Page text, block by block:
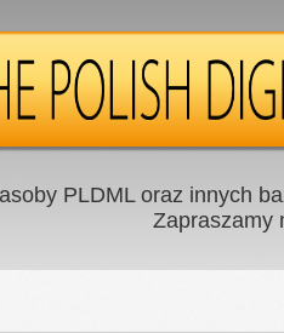
PLDML oraz innych
Zapraszamy